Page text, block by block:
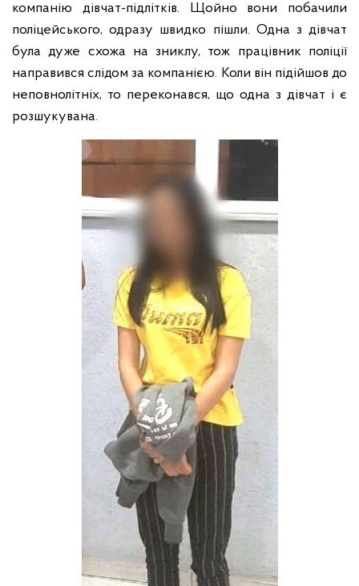
компанію дівчат-підлітків. Щойно вони побачили
поліцейського, одразу швидко пішли. Одна з дівчат
була дуже схожа на зниклу, тож працівник поліції
направився слідом за компанією. Коли він підійшов до
неповнолітніх, то переконався, що одна з дівчат і є
розшукувана.